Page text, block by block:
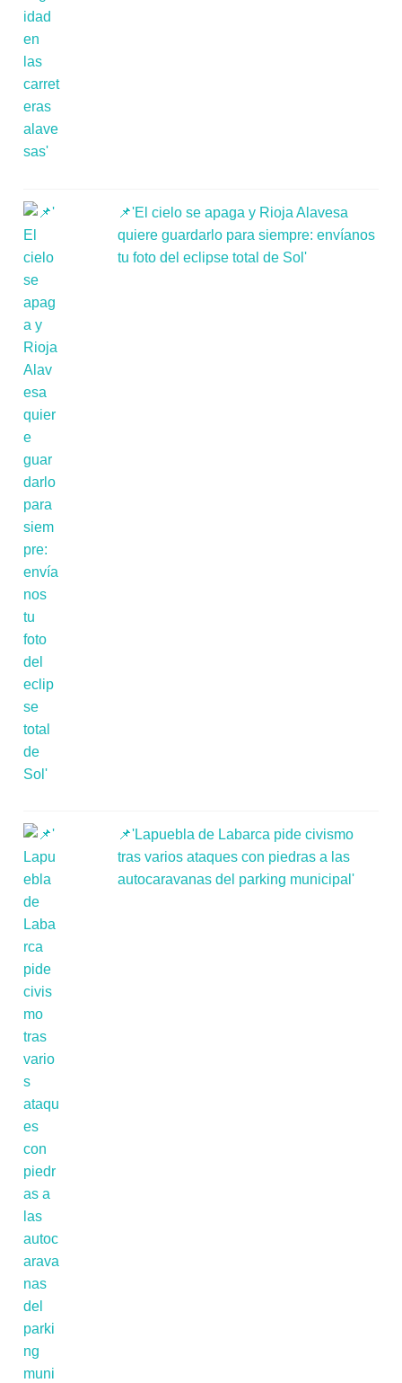
📌'El cielo se apaga y Rioja Alavesa
quiere guardarlo para siempre: envíanos
tu foto del eclipse total de Sol'
📌'Lapuebla de Labarca pide civismo
tras varios ataques con piedras a las
autocaravanas del parking municipal'